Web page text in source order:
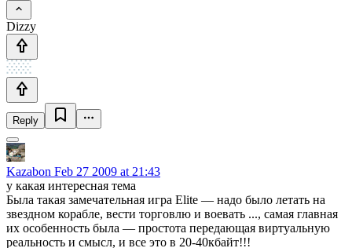
Dizzy
Reply
Kazabon Feb 27 2009 at 21:43
у какая интересная тема
Была такая замечательная игра Elite — надо было летать на
звездном корабле, вести торговлю и воевать ..., самая главная
их особенность была — простота передающая виртуальную
реальность и смысл, и все это в 20-40кбайт!!!